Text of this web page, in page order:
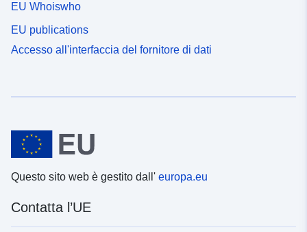
EU Whoiswho
EU publications
Accesso all'interfaccia del fornitore di dati
Questo sito web è gestito dall' europa.eu
Contatta l’UE